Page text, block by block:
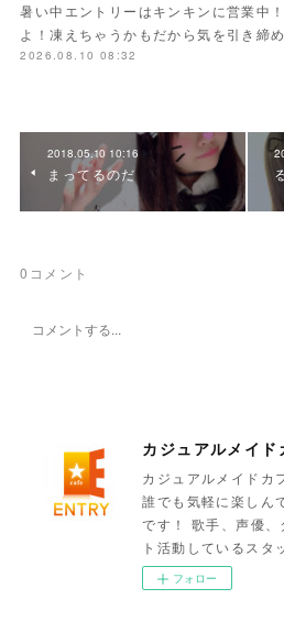
暑い中エントリーはキンキンに営業中
よ！凍えちゃうかもだから気を引き締
2026.08.10 08:32
2018.05.10 10:16
まってるのだ
0 コメント
カジュアルメイドカ
誰でも気軽に楽しん
です！ 歌手、声優、
ト活動しているスタ
フォロー